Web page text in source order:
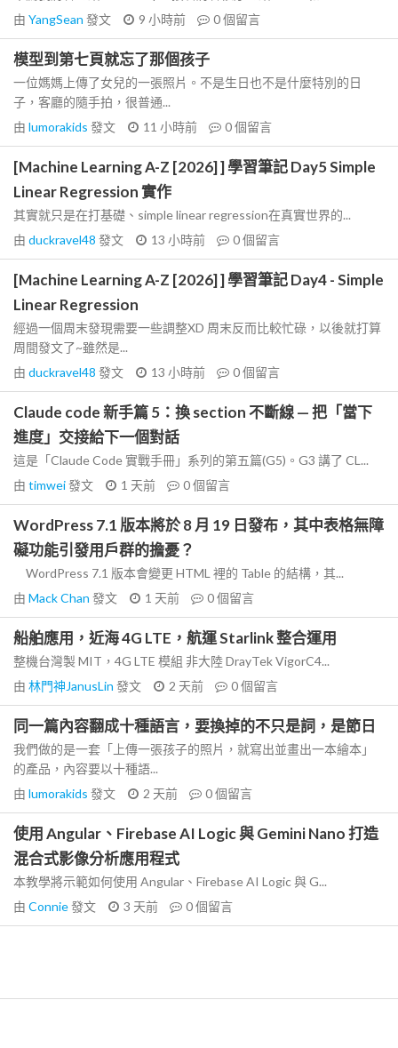
由 YangSean 發文 9 小時前 0個留言
模型到第七頁就忘了那個孩子
一位媽媽上傳了女兒的一張照片。不是生日也不是什麼特別的日
子，客廳的隨手拍，很普通...
由 lumorakids 發文 11 小時前 0個留言
[Machine Learning A-Z [2026] ] 學習筆記 Day5 Simple
Linear Regression 實作
其實就只是在打基礎、simple linear regression在真實世界的...
由 duckravel48 發文 13 小時前 0個留言
[Machine Learning A-Z [2026] ] 學習筆記 Day4 - Simple
Linear Regression
經過一個周末發現需要一些調整XD 周末反而比較忙碌，以後就打算
周間發文了~雖然是...
由 duckravel48 發文 13 小時前 0個留言
Claude code 新手篇 5：換 section 不斷線 — 把「當下
進度」交接給下一個對話
這是「Claude Code 實戰手冊」系列的第五篇(G5)。G3 講了 CL...
由 timwei發文 1 天前 0個留言
WordPress 7.1 版本將於 8 月 19 日發布，其中表格無障
礙功能引發用戶群的擔憂？
WordPress 7.1 版本會變更 HTML 裡的 Table 的結構，其...
由 Mack Chan 發文 1 天前 0個留言
船舶應用，近海 4G LTE，航運 Starlink 整合運用
整機台灣製 MIT，4G LTE 模組 非大陸 DrayTek VigorC4...
由 林門神JanusLin 發文 2 天前 0個留言
同一篇內容翻成十種語言，要換掉的不只是詞，是節日
我們做的是一套「上傳一張孩子的照片，就寫出並畫出一本繪本」
的產品，內容要以十種語...
由 lumorakids 發文 2 天前 0個留言
使用 Angular、Firebase AI Logic 與 Gemini Nano 打造
混合式影像分析應用程式
本教學將示範如何使用 Angular、Firebase AI Logic 與 G...
由 Connie發文 3 天前 0個留言